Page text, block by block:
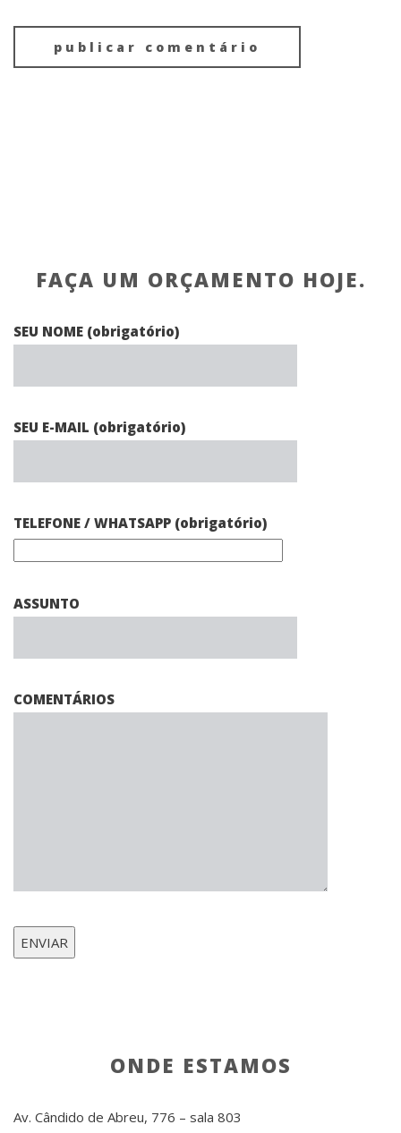
FAÇA UM ORÇAMENTO HOJE.
SEU NOME (obrigatório)
SEU E-MAIL (obrigatório)
TELEFONE / WHATSAPP (obrigatório)
ASSUNTO
COMENTÁRIOS
ONDE ESTAMOS
Av. Cândido de Abreu, 776 – sala 803